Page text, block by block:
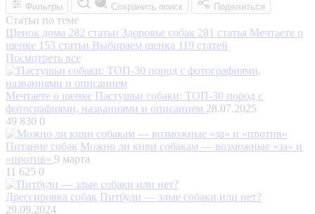
Фильтры Сохранить поиск Поделиться
Статьи по теме
Щенок дома 282 статьи Здоровье собак 281 статья Мечтаете о
щенке 153 статьи Выбираем щенка 119 статей
Посмотреть все
Мечтаете о щенке Пастушьи собаки: ТОП-30 пород с
фотографиями, названиями и описанием 28.07.2025
49 830 0
Питание собак Можно ли киви собакам — возможные «за» и
«против» 9 марта
11 625 0
Дрессировка собак Питбули — злые собаки или нет?
29.09.2024